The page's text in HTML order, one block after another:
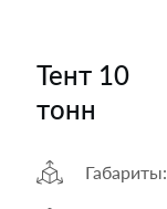
Тент 10
тонн
Габариты: